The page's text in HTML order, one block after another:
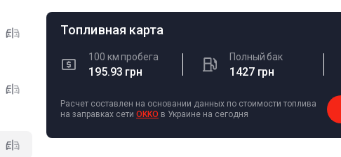
Топливная карта
100 км пробега
195.93 грн
Полный бак
1427 грн
Расчет составлен на основании данных по стоимости топлива
на заправках сети OKKO в Украине на сегодня